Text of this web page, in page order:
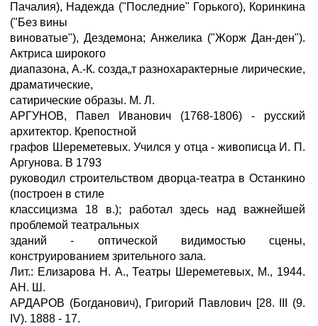
Пачалия), Надежда ("Последние" Горького), Коринкина
("Без вины
виноватые"), Дездемона; Анжелика ("Жорж Дан-ден").
Актриса широкого
диапазона, А.-К. созда„т разнохарактерные лирические,
драматические,
сатирические образы. М. Л.
АРГУНОВ, Павел Иванович (1768-1806) - русский
архитектор. Крепостной
графов Шереметевых. Учился у отца - живописца И. П.
Аргунова. В 1793
руководил строительством дворца-театра в Останкино
(построен в стиле
классицизма 18 в.); работал здесь над важнейшей
проблемой театральных
зданий - оптической видимостью сцены,
конструированием зрительного зала.
Лит.: Елизарова Н. А., Театры Шереметевых, М., 1944.
АН. Ш.
АРДАРОВ (Богданович), Григорий Павлович [28. III (9.
IV). 1888 - 17.